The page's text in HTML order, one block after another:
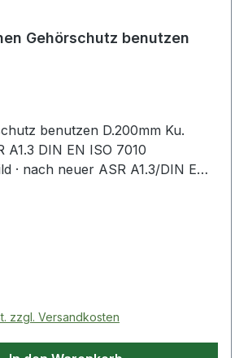
Gehörschutz benutzen
benutzen D.200mm Ku.
A1.3 DIN EN ISO 7010
· nach neuer ASR A1.3/DIN EN
zzgl. Versandkosten